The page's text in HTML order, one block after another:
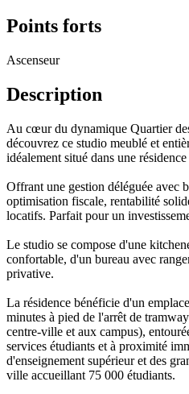
Points forts
Ascenseur
Description
Au cœur du dynamique Quartier
découvrez ce studio meublé et
idéalement situé dans une
Offrant une gestion déléguée avec
optimisation fiscale, rentabilité
locatifs. Parfait pour un
Le studio se compose d'une
confortable, d'un bureau avec
privative.
La résidence bénéficie d'un
minutes à pied de l'arrêt de
centre-ville et aux campus),
services étudiants et à proximité
d'enseignement supérieur et des
ville accueillant 75 000 étudiants.